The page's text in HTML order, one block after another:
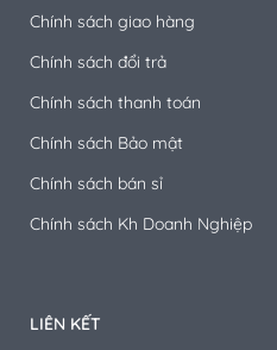
Chính sách giao hàng
Chính sách đổi trả
Chính sách thanh toán
Chính sách Bảo mật
Chính sách bán sỉ
Chính sách Kh Doanh Nghiệp
LIÊN KẾT